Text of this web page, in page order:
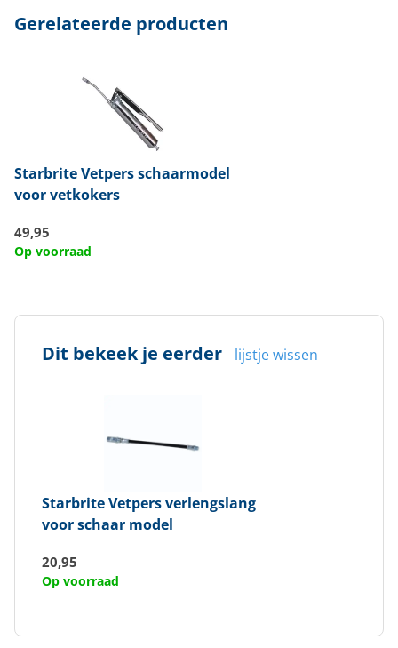
Gerelateerde producten
StarbriteVetpers schaarmodel
voor vetkokers
49,95
Op voorraad
Dit bekeek je eerder lijstje wissen
StarbriteVetpers verlengslang
voor schaar model
20,95
Op voorraad